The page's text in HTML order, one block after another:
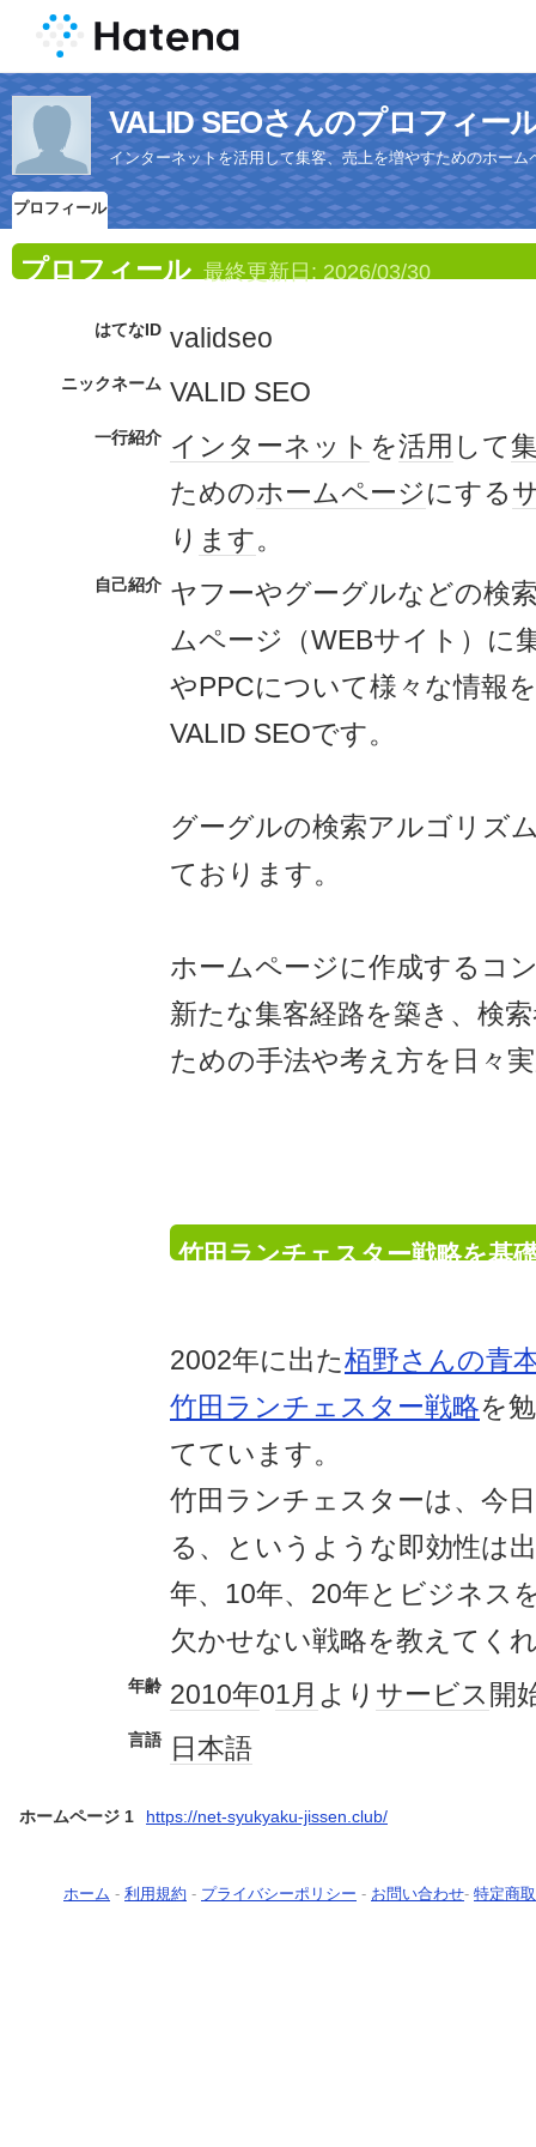
VALID SEOさんのプロフィー
インターネットを活用して集客、売上を増やすためのホー
プロフィール
プロフィール 最終更新日: 2026/03/30
はてなID validseo
ニックネーム VALID SEO
一行紹介 インターネット を活用 して
ためのホームページにする
り ます。
自己紹介 ヤフーやグーグルなどの検
ムページ（WEBサイト）に
やPPCについて様々な情報
VALID SEOです。
グーグルの検索アルゴリズ
ております。
ホームページに作成するコ
新たな集客経路を築き、検
ための手法や考え方を日々
竹田ランチェスター戦略を基
2002年に出た栢野さんの青
竹田ランチェスター戦略を
てています。
竹田ランチェスターは、今
る、というような即効性は
年、10年、20年とビジネス
欠かせない戦略を教えてく
年齢 2010年01月 より サービス 開
言語 日本語
ホームページ 1 https://net-syukyaku-jissen.club/
ホーム - 利用規約 - プライバシーポリシー - お問い合わせ- 特定商